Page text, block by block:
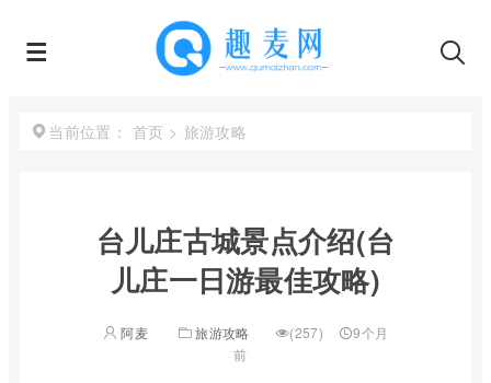
当前位置： 首页 > 旅游攻略
台儿庄古城景点介绍(台
儿庄一日游最佳攻略)
阿麦 旅游攻略 (257)
9个月
前